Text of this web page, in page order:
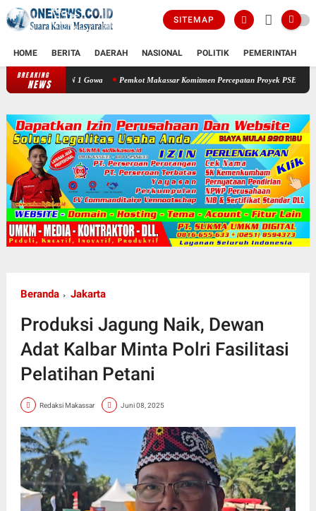
SITEMAP
HOME BERITA DAERAH NASIONAL POLITIK PEMERINTAH
BREAKING
NEWS Pemkot Makassar Komitmen Percepatan Proyek PSEL Kasat Lantas
Beranda Jakarta
Produksi Jagung Naik, Dewan
Adat Kalbar Minta Polri Fasilitasi
Pelatihan Petani
Redaksi Makassar Juni 08, 2025